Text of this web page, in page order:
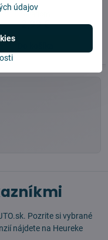
Skladom
2,99 €
Pozrite si vybrané
nájdete na Heureke
údajov